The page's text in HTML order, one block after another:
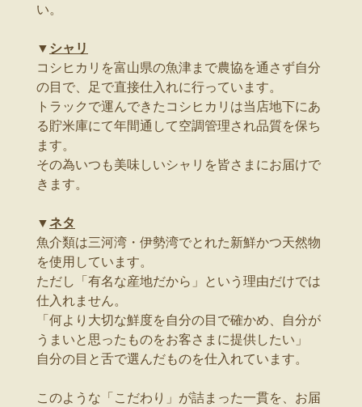
い。
▼ シャリ
コシヒカリを富山県の魚津まで農協を通さず自分
の目で、足で直接仕入れに行っています。
トラックで運んできたコシヒカリは当店地下にあ
る貯米庫にて年間通して空調管理され品質を保ち
ます。
その為いつも美味しいシャリを皆さまにお届けで
きます。
▼ネタ
魚介類は三河湾・伊勢湾でとれた新鮮かつ天然物
を使用しています。
ただし「有名な産地だから」という理由だけでは
仕入れません。
「何より大切な鮮度を自分の目で確かめ、自分が
うまいと思ったものをお客さまに提供したい」
自分の目と舌で選んだものを仕入れています。
このような「こだわり」が詰まった一貫を、お届